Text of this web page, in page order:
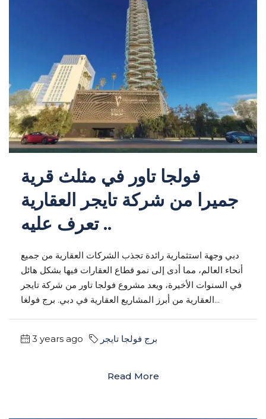
فولجا تاور في مثلث قرية
جميرا من شركة تايجر العقارية
.. تعرف عليه
دبي وجهة استثمارية رائدة تجذب الشركات العقارية من جميع
أنحاء العالم، مما أدى إلى نمو قطاع العقارات فيها بشكل هائل
في السنوات الأخيرة، ويعد مشروع فولجا تاور من شركة تايجر
العقارية من أبرز المشاريع العقارية في دبي. برج فولغا...
3 years ago برج فولجا تايجر
Read More